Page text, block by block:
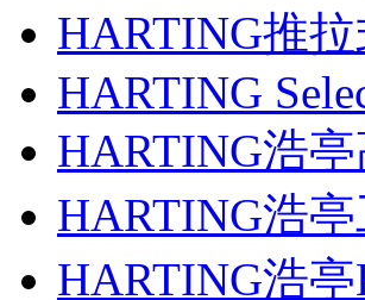
HARTING推
HARTING
HARTING浩
HARTING浩
HARTING浩